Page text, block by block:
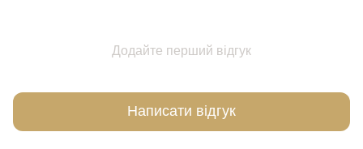
Додайте перший відгук
Написати відгук